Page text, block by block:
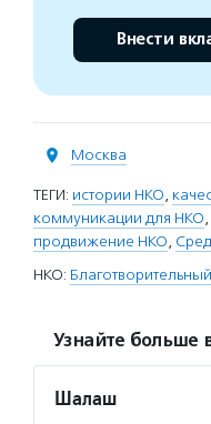
Внести
Москва
ТЕГИ: истории НКО,
коммуникации для НКО,
продвижение НКО,
НКО:
Узнайте больше
Шалаш